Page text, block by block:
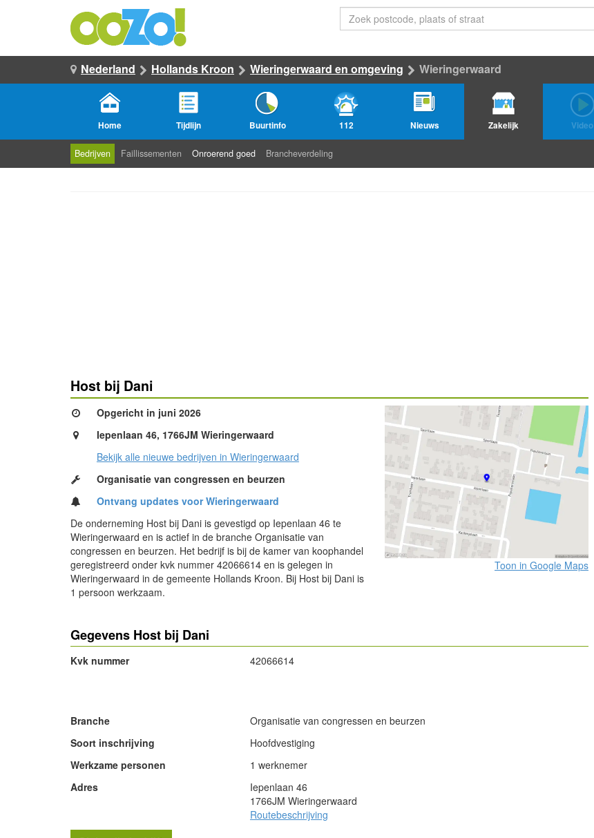
Nederland Hollands Kroon Wieringerwaard en omgeving Wieringerwaard
Home Tijdlijn Buurtinfo 112 Nieuws Zakelijk Video
Bedrijven Faillissementen Onroerend goed Brancheverdeling
Host bij Dani
Opgericht in juni 2026
Iepenlaan 46, 1766JM Wieringerwaard
Bekijk alle nieuwe bedrijven in Wieringerwaard
Organisatie van congressen en beurzen
Ontvang updates voor Wieringerwaard
De onderneming Host bij Dani is gevestigd op Iepenlaan 46 te
Wieringerwaard en is actief in de branche Organisatie van
congressen en beurzen. Het bedrijf is bij de kamer van koophandel
geregistreerd onder kvk nummer 42066614 en is gelegen in
Wieringerwaard in de gemeente Hollands Kroon. Bij Host bij Dani is
1 persoon werkzaam.
Toon in Google Maps
Gegevens Host bij Dani
Kvk nummer 42066614
Branche
Organisatie van congressen en beurzen
Soort inschrijving
Hoofdvestiging
Werkzame personen
1 werknemer
Adres
Iepenlaan 46
1766JM Wieringerwaard
Routebeschrijving